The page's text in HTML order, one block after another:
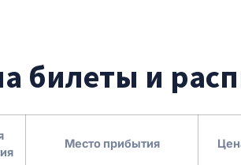
билеты и
Место прибытия